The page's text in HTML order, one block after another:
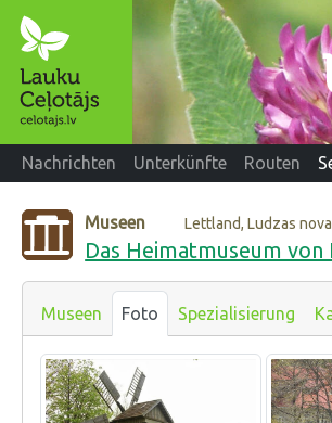
Nachrichten Unterkünfte Routen
Museen Lettland, Ludzas
Das Heimatmuseum von
Museen Foto Spezialisierung